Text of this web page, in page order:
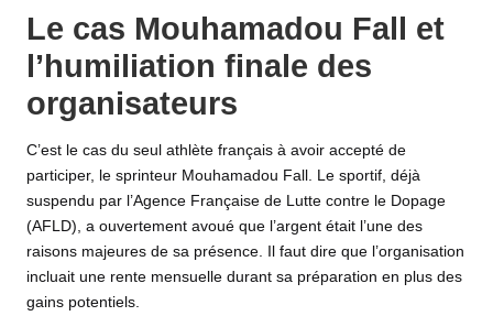
Le cas Mouhamadou Fall et
l’humiliation finale des
organisateurs
C’est le cas du seul athlète français à avoir accepté de
participer, le sprinteur Mouhamadou Fall. Le sportif, déjà
suspendu par l’Agence Française de Lutte contre le Dopage
(AFLD), a ouvertement avoué que l’argent était l’une des
raisons majeures de sa présence. Il faut dire que l’organisation
incluait une rente mensuelle durant sa préparation en plus des
gains potentiels.